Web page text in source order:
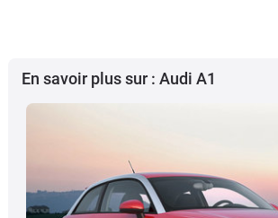
En savoir plus sur : Audi A1